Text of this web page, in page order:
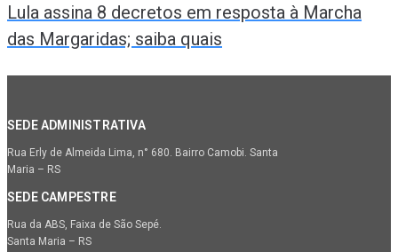
Lula assina 8 decretos em resposta à Marcha
das Margaridas; saiba quais
SEDE ADMINISTRATIVA
Rua Erly de Almeida Lima, n° 680. Bairro Camobi. Santa
Maria – RS
SEDE CAMPESTRE
Rua da ABS, Faixa de São Sepé.
Santa Maria – RS